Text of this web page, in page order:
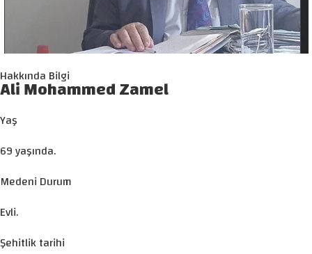
Hakkında Bilgi
Ali Mohammed Zamel
Yaş
69 yaşında.
Medeni Durum
Evli.
Şehitlik tarihi